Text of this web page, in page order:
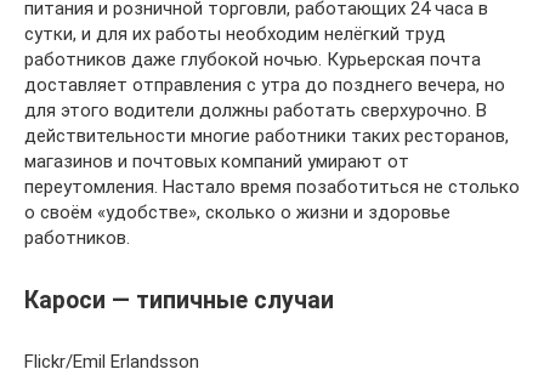
питания и розничной торговли, работающих 24 часа в
сутки, и для их работы необходим нелёгкий труд
работников даже глубокой ночью. Курьерская почта
доставляет отправления с утра до позднего вечера, но
для этого водители должны работать сверхурочно. В
действительности многие работники таких ресторанов,
магазинов и почтовых компаний умирают от
переутомления. Настало время позаботиться не столько
о своём «удобстве», сколько о жизни и здоровье
работников.
Кароси — типичные случаи
Flickr/Emil Erlandsson